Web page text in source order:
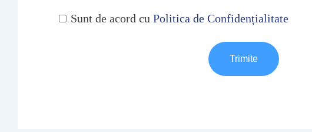
Sunt de acord cuPolitica de Confidențialitate
Trimite